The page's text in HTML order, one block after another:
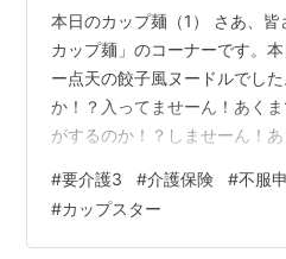
本日のカップ麺（1） さあ、
カップ麺」のコーナーです。
ー点天の餃子風ヌードルでし
か！？入ってませーん！あく
がするのか！？しませーん！
るカップ麺だけに、塩味系の
走様でした！＜目次＞ 本日の
の区分変更 ２，要介護３だと
#要介護3 #介護保険 #不服
#カップスター